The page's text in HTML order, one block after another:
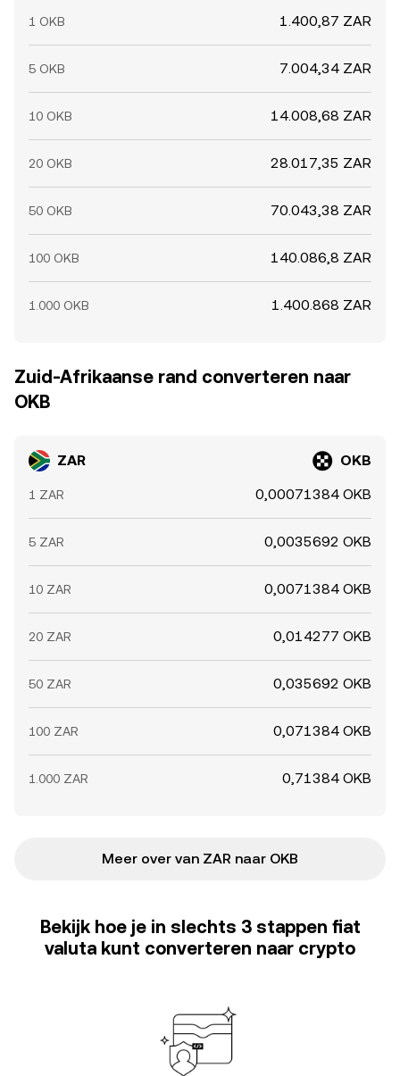
1 OKB 1.400,87 ZAR
5 OKB 7.004,34 ZAR
10 OKB 14.008,68 ZAR
20 OKB 28.017,35 ZAR
50 OKB 70.043,38 ZAR
100 OKB 140.086,8 ZAR
1.000 OKB 1.400.868 ZAR
Zuid-Afrikaanse rand converteren naar
OKB
ZAR OKB
1 ZAR 0,00071384 OKB
5 ZAR 0,0035692 OKB
10 ZAR 0,0071384 OKB
20 ZAR 0,014277 OKB
50 ZAR 0,035692 OKB
100 ZAR 0,071384 OKB
1.000 ZAR 0,71384 OKB
Meer over van ZAR naar OKB
Bekijk hoe je in slechts 3 stappen fiat
valuta kunt converteren naar crypto